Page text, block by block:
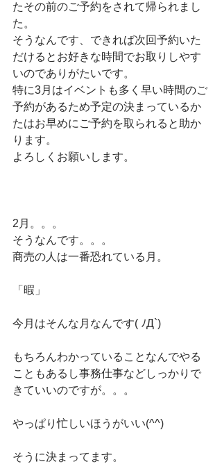
たその前のご予約をされて帰られまし
た。
そうなんです、できれば次回予約いた
だけるとお好きな時間でお取りしやす
いのでありがたいです。
特に3月はイベントも多く早い時間のご
予約があるため予定の決まっているか
たはお早めにご予約を取られると助か
ります。
よろしくお願いします。
2月。。。
そうなんです。。。
商売の人は一番恐れている月。
「暇」
今月はそんな月なんです( ﾉД`)
もちろんわかっていることなんでやる
こともあるし事務仕事などしっかりで
きていいのですが。。。
やっぱり忙しいほうがいい(^^)
そうに決まってます。